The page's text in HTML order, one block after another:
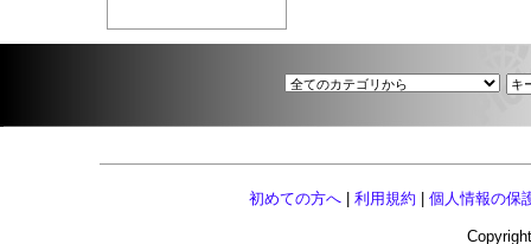
初めての方へ 利用規約 個人情報の保